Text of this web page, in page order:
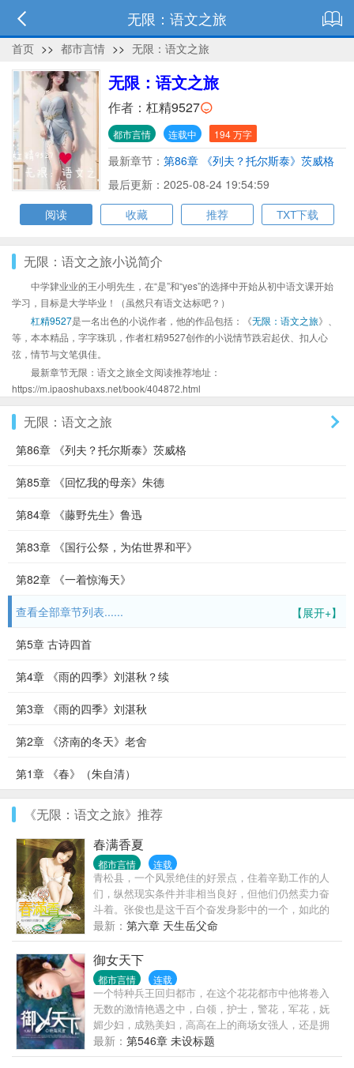
无限：语文之旅
首页 >> 都市言情 >> 无限：语文之旅
无限：语文之旅
作者： 杠精9527
都市言情 连载中 194 万字
最新章节： 第86章 《列夫？托尔斯泰》茨威格
最后更新：2025-08-24 19:54:59
阅读
收藏 推荐 TXT下载
无限：语文之旅小说简介
中学肄业业的王小明先生，在“是”和“yes”的选择中开始从初中语文课开始
学习，目标是大学毕业！（虽然只有语文达标吧？）
杠精9527是一名出色的小说作者，他的作品包括：《无限：语文之旅》、
等，本本精品，字字珠玑，作者杠精9527创作的小说情节跌宕起伏、扣人心
弦，情节与文笔俱佳。
最新章节无限：语文之旅全文阅读推荐地址：
https://m.ipaoshubaxs.net/book/404872.html
无限：语文之旅
第86章 《列夫？托尔斯泰》茨威格
第85章 《回忆我的母亲》朱德
第84章 《藤野先生》鲁迅
第83章 《国行公祭，为佑世界和平》
第82章 《一着惊海天》
【展开+】
查看全部章节列表......
第5章 古诗四首
第4章 《雨的四季》刘湛秋？续
第3章 《雨的四季》刘湛秋
第2章 《济南的冬天》老舍
第1章 《春》（朱自清）
《无限：语文之旅》推荐
春满香夏
都市言情 连载
青松县，一个风景绝佳的好景点，住着辛勤工作的人
们，纵然现实条件并非相当良好，但他们仍然卖力奋
斗着。张俊也是这千百个奋发身影中的一个，如此的
平凡，如果没有意外的话，张俊、叶子、莲婶一家人
应该会这样祥和、平静的过完这辈子，但现实让他们
走上另一条不同的路……
最新： 第六章 天生岳父命
御女天下
都市言情 连载
一个特种兵王回归都市，在这个花花都市中他将卷入
无数的激情艳遇之中，白领，护士，警花，军花，妩
媚少妇，成熟美妇，高高在上的商场女强人，还是拥
有无数粉丝的女明星！
最新： 第546章 未设标题